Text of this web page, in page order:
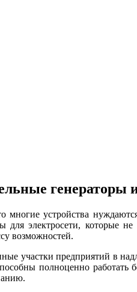
генераторы
устройства
электросети, которые
возможностей.
участки предприятий в
полноценно